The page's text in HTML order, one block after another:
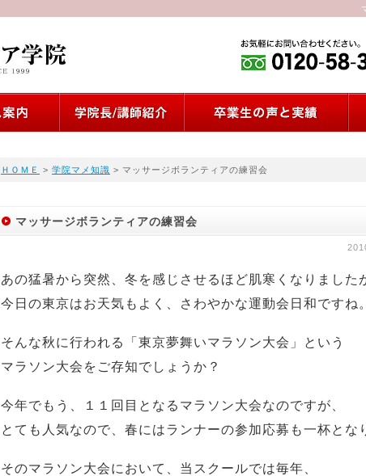
ＨＯＭＥ > 学院マメ知識 > マッサージボランティアの練習会
マッサージボランティアの練習会
あの猛暑から突然、冬を感じさせるほど肌寒くなりました
今日の東京はお天気もよく、さわやかな運動会日和ですね。
そんな秋に行われる「東京夢舞いマラソン大会」という
マラソン大会をご存知でしょうか？
今年でもう、１１回目となるマラソン大会なのですが、
とても人気なので、春にはランナーの参加応募も一杯とな
そのマラソン大会において、当スクールでは毎年、